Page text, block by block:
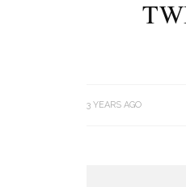
3 YEARS AGO